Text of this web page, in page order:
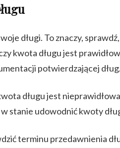
długi. To znaczy,
kwota długu jest
potwierdzającej dług.
długu jest
stanie udowodnić kwoty
terminu przedawnienia